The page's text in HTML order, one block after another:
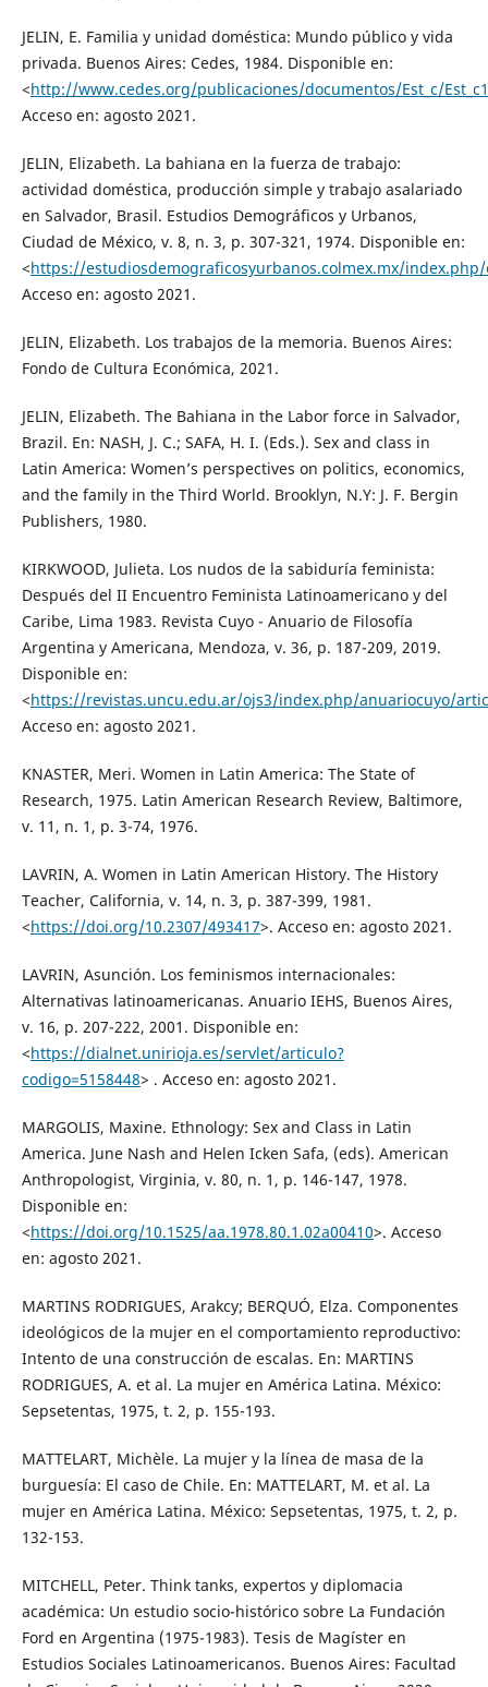
JELIN, E. Familia y unidad doméstica: Mundo público y vida
privada. Buenos Aires: Cedes, 1984. Disponible en:
<http://www.cedes.org/publicaciones/documentos/Est_c/
Acceso en: agosto 2021.
JELIN, Elizabeth. La bahiana en la fuerza de trabajo:
actividad doméstica, producción simple y trabajo asalariado
en Salvador, Brasil. Estudios Demográficos y Urbanos,
Ciudad de México, v. 8, n. 3, p. 307-321, 1974. Disponible en:
<https://estudiosdemograficosyurbanos.colmex.mx/
Acceso en: agosto 2021.
JELIN, Elizabeth. Los trabajos de la memoria. Buenos Aires:
Fondo de Cultura Económica, 2021.
JELIN, Elizabeth. The Bahiana in the Labor force in Salvador,
Brazil. En: NASH, J. C.; SAFA, H. I. (Eds.). Sex and class in
Latin America: Women’s perspectives on politics, economics,
and the family in the Third World. Brooklyn, N.Y: J. F. Bergin
Publishers, 1980.
KIRKWOOD, Julieta. Los nudos de la sabiduría feminista:
Después del II Encuentro Feminista Latinoamericano y del
Caribe, Lima 1983. Revista Cuyo - Anuario de Filosofía
Argentina y Americana, Mendoza, v. 36, p. 187-209, 2019.
Disponible en:
<https://revistas.uncu.edu.ar/ojs3/index.php/anuariocuyo/
Acceso en: agosto 2021.
KNASTER, Meri. Women in Latin America: The State of
Research, 1975. Latin American Research Review, Baltimore,
v. 11, n. 1, p. 3-74, 1976.
LAVRIN, A. Women in Latin American History. The History
Teacher, California, v. 14, n. 3, p. 387-399, 1981.
<https://doi.org/10.2307/493417>. Acceso en: agosto 2021.
LAVRIN, Asunción. Los feminismos internacionales:
Alternativas latinoamericanas. Anuario IEHS, Buenos Aires,
v. 16, p. 207-222, 2001. Disponible en:
<https://dialnet.unirioja.es/servlet/articulo?
codigo=5158448> . Acceso en: agosto 2021.
MARGOLIS, Maxine. Ethnology: Sex and Class in Latin
America. June Nash and Helen Icken Safa, (eds). American
Anthropologist, Virginia, v. 80, n. 1, p. 146-147, 1978.
Disponible en:
<https://doi.org/10.1525/aa.1978.80.1.02a00410>. Acceso
en: agosto 2021.
MARTINS RODRIGUES, Arakcy; BERQUÓ, Elza. Componentes
ideológicos de la mujer en el comportamiento reproductivo:
Intento de una construcción de escalas. En: MARTINS
RODRIGUES, A. et al. La mujer en América Latina. México:
Sepsetentas, 1975, t. 2, p. 155-193.
MATTELART, Michèle. La mujer y la línea de masa de la
burguesía: El caso de Chile. En: MATTELART, M. et al. La
mujer en América Latina. México: Sepsetentas, 1975, t. 2, p.
132-153.
MITCHELL, Peter. Think tanks, expertos y diplomacia
académica: Un estudio socio-histórico sobre La Fundación
Ford en Argentina (1975-1983). Tesis de Magíster en
Estudios Sociales Latinoamericanos. Buenos Aires: Facultad